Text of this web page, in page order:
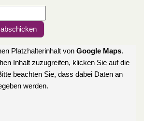
Platzhalterinhalt von Google Maps.
Inhalt zuzugreifen, klicken Sie auf die
beachten Sie, dass dabei Daten an
werden.